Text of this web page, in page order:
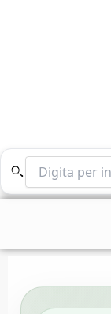
Cerca nel sito